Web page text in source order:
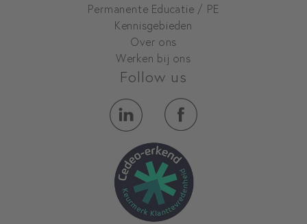
Permanente Educatie / PE
Kennisgebieden
Over ons
Werken bij ons
Follow us